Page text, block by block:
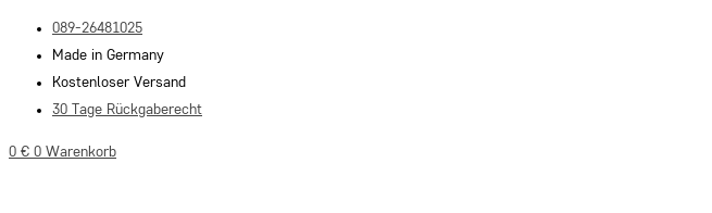
Inhalt
springen
089-26481025
Made in Germany
Kostenloser Versand
30 Tage Rückgaberecht
0 € 0 Warenkorb